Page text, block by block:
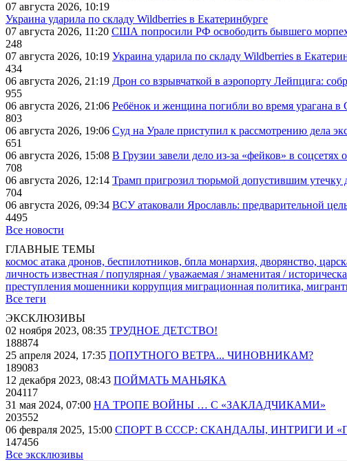
07 августа 2026, 10:19
Украина ударила по складу Wildberries в Екатеринбурге
07 августа 2026, 11:20 США попросили РФ освободить бывшего
248
07 августа 2026, 10:19 Украина ударила по складу Wildberries в
434
06 августа 2026, 21:19 Дрон со взрывчаткой в аэропорту Лейпцига:
955
06 августа 2026, 21:06 Ребёнок и женщина погибли во время урагана в
803
06 августа 2026, 19:06 Суд на Урале приступил к рассмотрению дела
651
06 августа 2026, 15:08 В Грузии завели дело из-за «фейков» в
708
06 августа 2026, 12:14 Трамп пригрозил тюрьмой допустившим
704
06 августа 2026, 09:34 ВСУ атаковали Ярославль: предварительной
4495
Все новости
ГЛАВНЫЕ ТЕМЫ
космос атака дронов, беспилотников, бпла монархия, дворянство,
личность известная / популярная / уважаемая / знаменитая /
преступления мошенники коррупция миграционная политика,
Все теги
ЭКСКЛЮЗИВЫ
02 ноября 2023, 08:35 ТРУДНОЕ ДЕТСТВО!
188874
25 апреля 2024, 17:35 ПОПУТНОГО ВЕТРА... ЧИНОВНИКАМ?
189083
12 декабря 2023, 08:43 ПОЙМАТЬ МАНЬЯКА
204117
31 мая 2024, 07:00 НА ТРОПЕ ВОЙНЫ … С «ЗАКЛАДЧИКАМИ»
203552
06 февраля 2025, 15:00 СПОРТ В СССР: СКАНДАЛЫ, ИНТРИГИ И
147456
Все эксклюзивы